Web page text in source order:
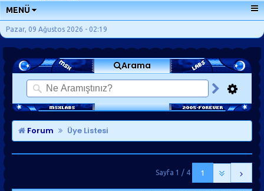
MENÜ
ANA SAYFA
FORUMLAR
SORU-CEVAP
GÜNLÜKLER
SON MESAJLAR
KISAYOLLAR
Pazar, 09 Ağustos 2026 - 02:19
Arama
Forum Üye Listesi
1
Sayfa 1 / 4